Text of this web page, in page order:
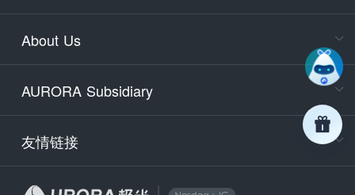
About Us
AURORA Subsidiary
友情链接
days)
9:30-
Email